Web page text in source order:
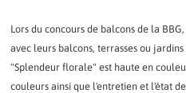
Lors du concours de balcons de la
avec leurs balcons, terrasses ou
"Splendeur florale" est haute en
couleurs ainsi que l'entretien et l'état